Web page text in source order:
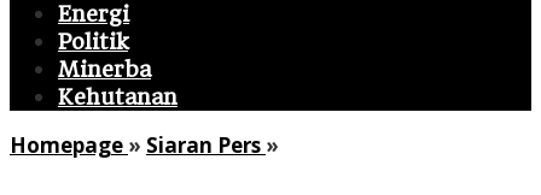
Energi
Politik
Minerba
Kehutanan
Homepage » Siaran Pers »